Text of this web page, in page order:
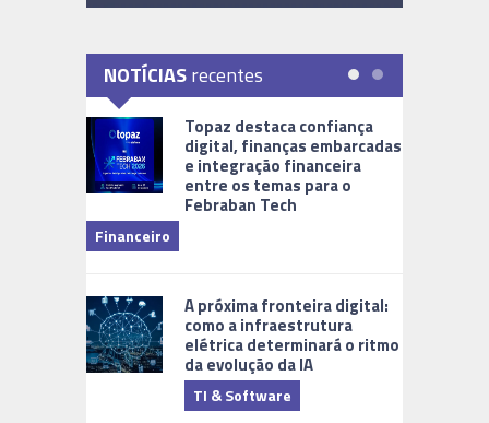
NOTÍCIASrecentes
Topaz destaca confiança
digital, finanças embarcadas
e integração financeira
entre os temas para o
Febraban Tech
Financeiro
A próxima fronteira digital:
como a infraestrutura
elétrica determinará o ritmo
da evolução da IA
TI & Software